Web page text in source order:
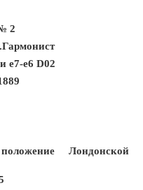
2
е7-e6 D02
Лондонской